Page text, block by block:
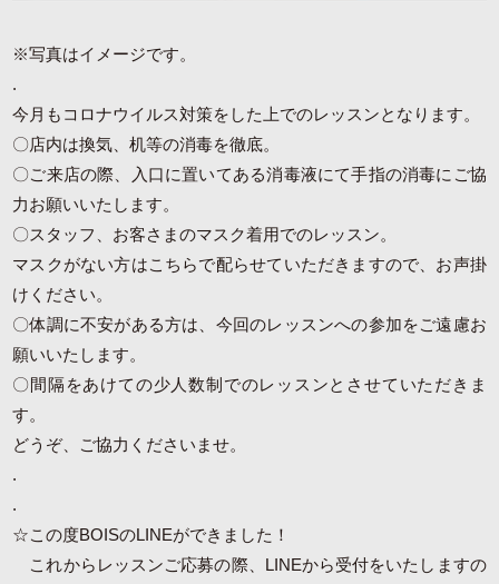
※写真はイメージです。
.
今月もコロナウイルス対策をした上でのレッスンとなります。
〇店内は換気、机等の消毒を徹底。
〇ご来店の際、入口に置いてある消毒液にて手指の消毒にご協
力お願いいたします。
〇スタッフ、お客さまのマスク着用でのレッスン。
マスクがない方はこちらで配らせていただきますので、お声掛
けください。
〇体調に不安がある方は、今回のレッスンへの参加をご遠慮お
願いいたします。
〇間隔をあけての少人数制でのレッスンとさせていただきま
す。
どうぞ、ご協力くださいませ。
.
.
☆この度BOISのLINEができました！
これからレッスンご応募の際、LINEから受付をいたしますの